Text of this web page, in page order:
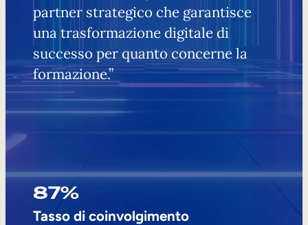
partner strategico che garantisce
una trasformazione digitale di
successo per quanto concerne la
formazione.”
87%
Tasso di coinvolgimento